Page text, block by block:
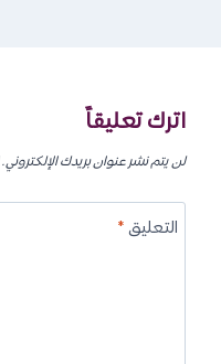
اترك تعليقاً
لن يتم نشر عنوان بريدك الإلكتروني.
التعليق*